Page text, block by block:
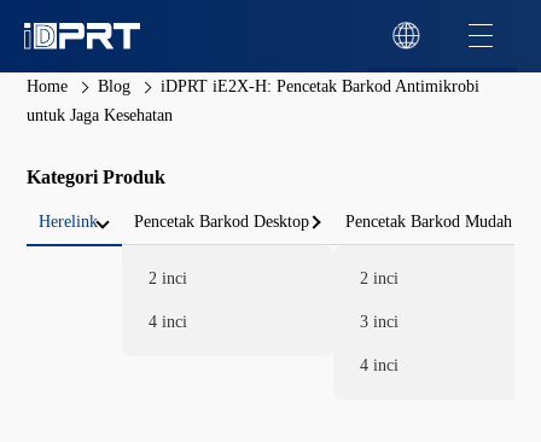
Home Blog
iDPRT iE2X-H: Pencetak Barkod Antimikrobi
untuk Jaga Kesehatan
Kategori Produk
Herelink Pencetak Barkod Desktop
2 inci
4 inci
Pencetak Barkod Mudah
2 inci
3 inci
4 inci